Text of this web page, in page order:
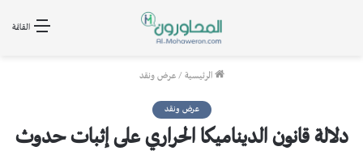
القائمة
الرئيسية / عرض ونقد
عرض ونقد
دلالة قانون الديناميكا الحراري على إثبات حدوث